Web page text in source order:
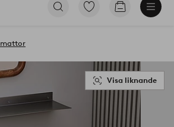
Gå
Gå
Visa liknande